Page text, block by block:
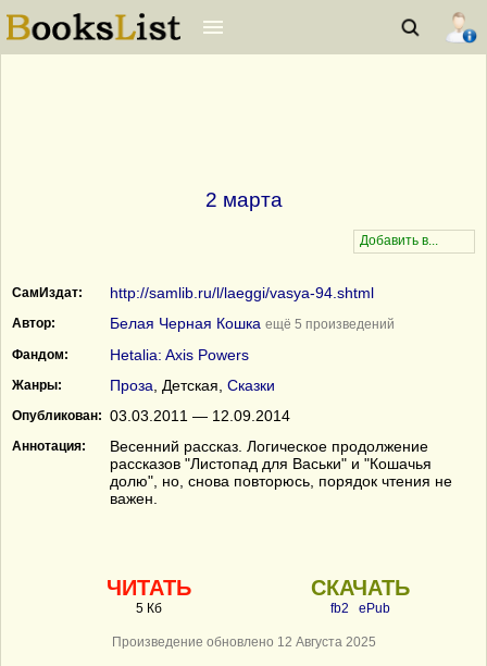
2 марта
СамИздат: http://samlib.ru/l/laeggi/vasya-94.shtml
Автор: Белая Черная Кошка ещё 5 произведений
Фандом:
Hetalia: Axis Powers
Жанры: Проза , Детская, Сказки
Опубликован: 03.03.2011 — 12.09.2014
Аннотация:
Весенний рассказ. Логическое продолжение
рассказов "Листопад для Васьки" и "Кошачья
долю", но, снова повторюсь, порядок чтения не
важен.
ЧИТАТЬ
5 Кб
СКАЧАТЬ
fb2 ePub
Произведение обновлено 12 Августа 2025